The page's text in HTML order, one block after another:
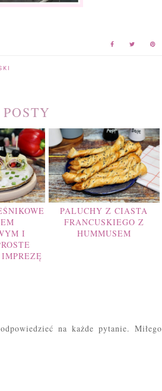
I
PALUCHY Z CIASTA
FRANCUSKIEGO Z
HUMMUSEM
na każde pytanie. Miłego